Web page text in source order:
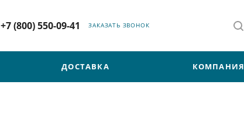
+7 (800) 550-09-41 ЗАКАЗАТЬ ЗВОНОК
ДОСТАВКА КОМПАНИЯ